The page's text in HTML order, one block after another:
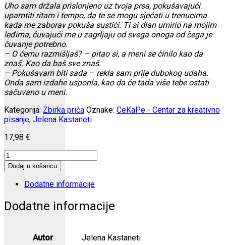
Uho sam držala prislonjeno uz tvoja prsa, pokušavajući
upamtiti ritam i tempo, da te se mogu sjećati u trenucima
kada me zaborav pokuša sustići. Ti si dlan umirio na mojim
leđima, čuvajući me u zagrljaju od svega onoga od čega je
čuvanje potrebno.
– O čemu razmišljaš? – pitao si, a meni se činilo kao da
znaš. Kao da baš sve znaš.
– Pokušavam biti sada – rekla sam prije dubokog udaha.
Onda sam izdahe usporila, kao da će tada više tebe ostati
sačuvano u meni.
Kategorija: Zbirka priča Oznake: CeKaPe - Centar za kreativno
pisanje, Jelena Kastaneti
17,98 €
(Moj)
Dnevniče
količina
Dodaj u košaricu
Dodatne informacije
Dodatne informacije
Autor Jelena Kastaneti